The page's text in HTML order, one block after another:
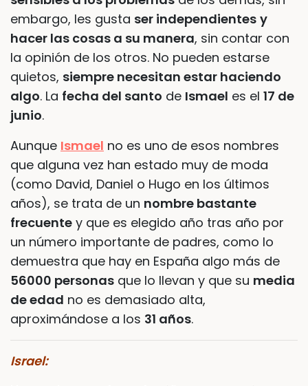
embargo, les gusta ser independientes y
hacer las cosas a su manera, sin contar con
la opinión de los otros. No pueden estarse
quietos, siempre necesitan estar haciendo
algo. La fecha del santo de Ismael es el 17 de
junio.
Aunque Ismael no es uno de esos nombres
que alguna vez han estado muy de moda
(como David, Daniel o Hugo en los últimos
años), se trata de un nombre bastante
frecuente y que es elegido año tras año por
un número importante de padres, como lo
demuestra que hay en España algo más de
56000 personas que lo llevan y que su media
de edad no es demasiado alta,
aproximándose a los 31 años.
Israel: